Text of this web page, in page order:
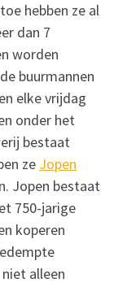
hebben ze al
dan 7
worden
buurmannen
elke vrijdag
onder het
bestaat
ze Jopen
Jopen bestaat
750-jarige
koperen
alleen